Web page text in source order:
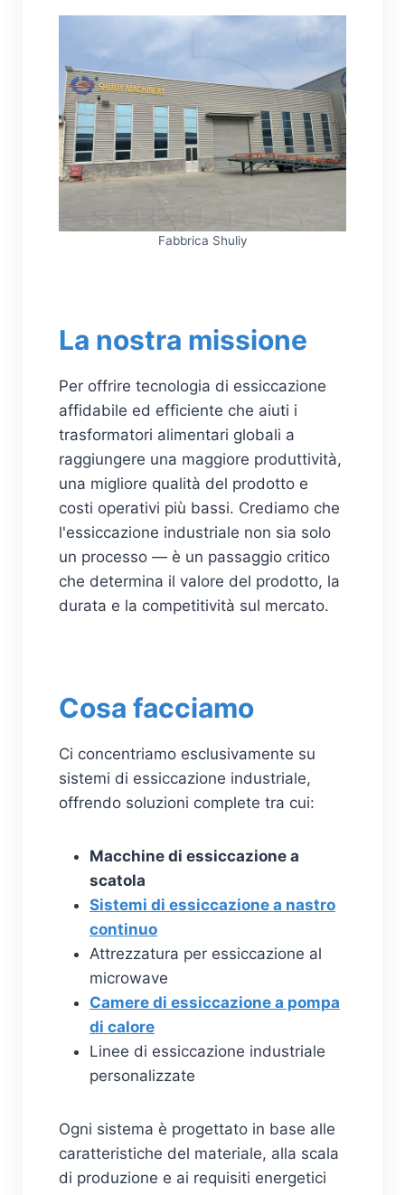
Fabbrica Shuliy
La nostra missione
Per offrire tecnologia di essiccazione
affidabile ed efficiente che aiuti i
trasformatori alimentari globali a
raggiungere una maggiore produttività,
una migliore qualità del prodotto e
costi operativi più bassi. Crediamo che
l'essiccazione industriale non sia solo
un processo — è un passaggio critico
che determina il valore del prodotto, la
durata e la competitività sul mercato.
Cosa facciamo
Ci concentriamo esclusivamente su
sistemi di essiccazione industriale,
offrendo soluzioni complete tra cui:
Macchine di essiccazione a
scatola
Sistemi di essiccazione a nastro
continuo
Attrezzatura per essiccazione al
microwave
Camere di essiccazione a pompa
di calore
Linee di essiccazione industriale
personalizzate
Ogni sistema è progettato in base alle
caratteristiche del materiale, alla scala
di produzione e ai requisiti energetici